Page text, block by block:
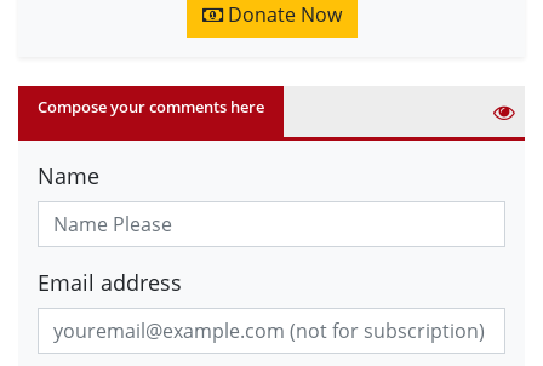
Donate Now
Compose your comments here
Name
Email address